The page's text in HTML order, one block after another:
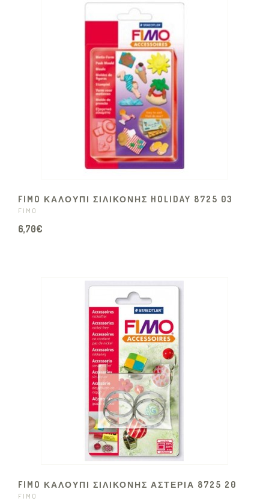
FIMO ΚΑΛΟΥΠΙ ΣΙΛΙΚΟΝΗΣ HOLIDAY 8725 03
FIMO
6,70€
FIMO ΚΑΛΟΥΠΙ ΣΙΛΙΚΟΝΗΣ ΑΣΤΕΡΙΑ 8725 20
FIMO